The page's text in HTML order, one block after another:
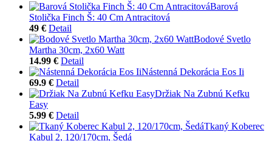
Barová
Stolička Finch Š: 40 Cm Antracitová
49 € Detail
Bodové Svetlo
Martha 30cm, 2x60 Watt
14.99 € Detail
Nástenná Dekorácia Eos Ii
69.9 € Detail
Držiak Na Zubnú Kefku
Easy
5.99 € Detail
Tkaný Koberec
Kabul 2, 120/170cm, Šedá